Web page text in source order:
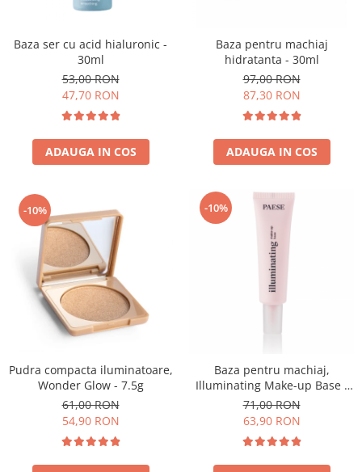
Baza ser cu acid hialuronic -
30ml
53,00 RON
47,70 RON
ADAUGA IN COS
Baza pentru machiaj
hidratanta - 30ml
97,00 RON
87,30 RON
ADAUGA IN COS
-10%
Pudra compacta iluminatoare,
Wonder Glow - 7.5g
61,00 RON
54,90 RON
-10%
Baza pentru machiaj,
Illuminating Make-up Base -
30ml
71,00 RON
63,90 RON